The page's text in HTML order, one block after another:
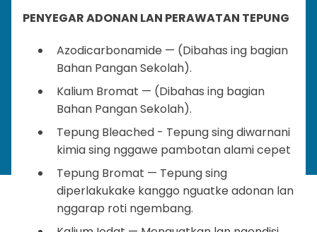
PENYEGAR ADONAN LAN PERAWATAN TEPUNG
Azodicarbonamide — (Dibahas ing bagian
Bahan Pangan Sekolah).
Kalium Bromat — (Dibahas ing bagian
Bahan Pangan Sekolah).
Tepung Bleached - Tepung sing diwarnani
kimia sing nggawe pambotan alami cepet
Tepung Bromat — Tepung sing
diperlakukake kanggo nguatke adonan lan
nggarap roti ngembang.